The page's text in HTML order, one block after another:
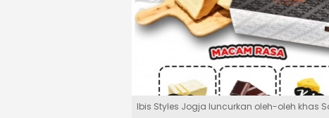
Ibis Styles Jogja luncurkan oleh-oleh khas